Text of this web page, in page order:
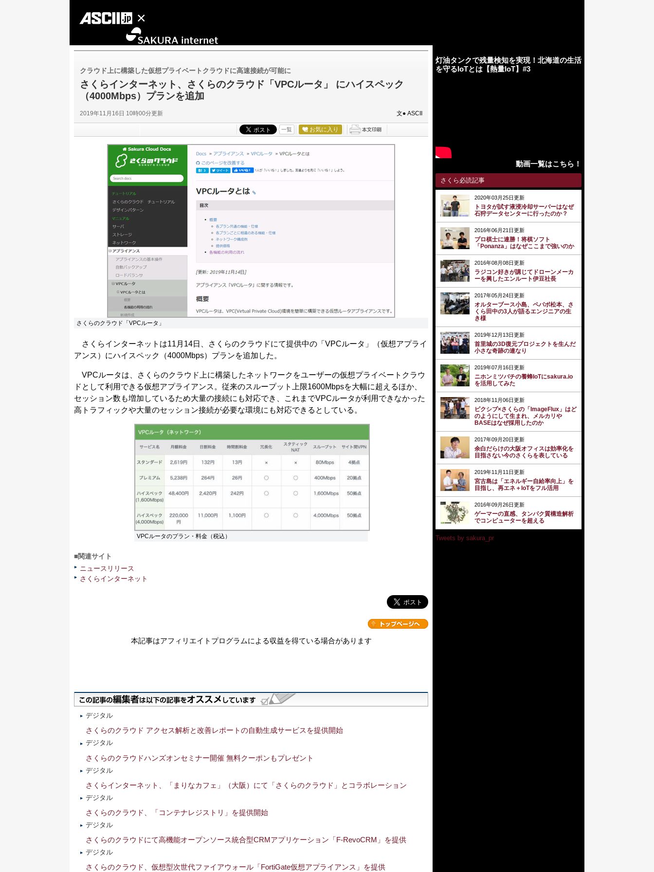
クラウド上に構築した仮想プライベートクラウドに高速接続が可能に
さくらインターネット、さくらのクラウド「VPCルータ」 にハイスペック
（4000Mbps）プランを追加
2019年11月16日 10時00分更新 文● ASCII
一覧 お気に入り
さくらのクラウド「VPCルータ」
さくらインターネットは11月14日、さくらのクラウドにて提供中の「VPCルータ」（仮想アプライ
アンス）にハイスペック（4000Mbps）プランを追加した。
VPCルータは、さくらのクラウド上に構築したネットワークをユーザーの仮想プライベートクラウ
ドとして利用できる仮想アプライアンス。従来のスループット上限1600Mbpsを大幅に超えるほか、
セッション数も増加しているため大量の接続にも対応でき、これまでVPCルータが利用できなかった
高トラフィックや大量のセッション接続が必要な環境にも対応できるとしている。
VPCルータのプラン・料金（税込）
■関連サイト
ニュースリリース
さくらインターネット
本記事はアフィリエイトプログラムによる収益を得ている場合があります
デジタル
さくらのクラウド アクセス解析と改善レポートの自動生成サービスを提供開始
デジタル
さくらのクラウドハンズオンセミナー開催 無料クーポンもプレゼント
デジタル
さくらインターネット、「まりなカフェ」（大阪）にて「さくらのクラウド」とコラボレーション
デジタル
さくらのクラウド、「コンテナレジストリ」を提供開始
デジタル
さくらのクラウドにて高機能オープンソース統合型CRMアプリケーション「F-RevoCRM」を提供
デジタル
さくらのクラウド、仮想型次世代ファイアウォール「FortiGate仮想アプライアンス」を提供
灯油タンクで残量検知を実現！北海道の生活
を守るIoTとは【熱量IoT】#3
動画一覧はこちら！
さくら必読記事
2020年03月25日更新
トヨタが試す液浸冷却サーバーはなぜ
石狩データセンターに行ったのか？
2016年06月21日更新
プロ棋士に連勝！将棋ソフト
「Ponanza」はなぜここまで強いのか
2016年08月08日更新
ラジコン好きが講じてドローンメーカ
ーを興したエンルート伊豆社長
2017年05月24日更新
オルターブース小島、ペパボ松本、さ
くら田中の3人が語るエンジニアの生
き様
2019年12月13日更新
首里城の3D復元プロジェクトを生んだ
小さな奇跡の連なり
2019年07月16日更新
ニホンミツバチの養蜂IoTにsakura.io
を活用してみた
2018年11月06日更新
ピクシブ×さくらの「ImageFlux」はど
のようにして生まれ、メルカリや
BASEはなぜ採用したのか
2017年09月20日更新
余白だらけの大阪オフィスは効率化を
目指さない今のさくらを表している
2019年11月11日更新
宮古島は「エネルギー自給率向上」を
目指し、再エネ＋IoTをフル活用
2016年09月26日更新
ゲーマーの直感、タンパク質構造解析
でコンピューターを超える
Tweets by sakura_pr